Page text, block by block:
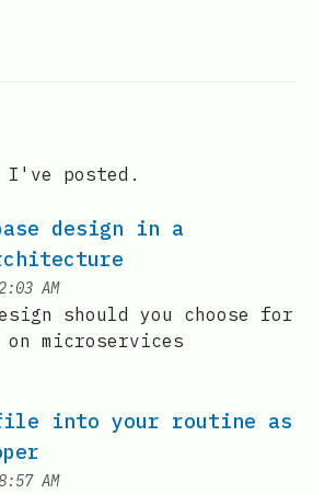
posted.
design in a
AM
should you choose for
microservices
into your routine as
AM